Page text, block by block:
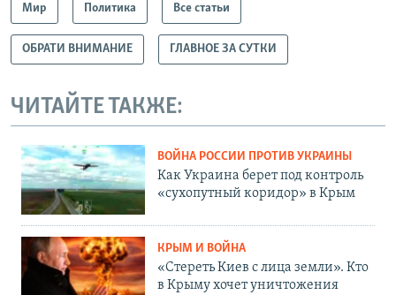
Мир Политика Все статьи
ОБРАТИ ВНИМАНИЕ ГЛАВНОЕ ЗА СУТКИ
ЧИТАЙТЕ ТАКЖЕ:
ВОЙНА РОССИИ ПРОТИВ УКРАИНЫ
Как Украина берет под контроль
«сухопутный коридор» в Крым
КРЫМ И ВОЙНА
«Стереть Киев с лица земли». Кто
в Крыму хочет уничтожения